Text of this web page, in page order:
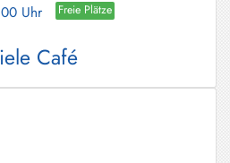
Uhr Freie Plätze
Café